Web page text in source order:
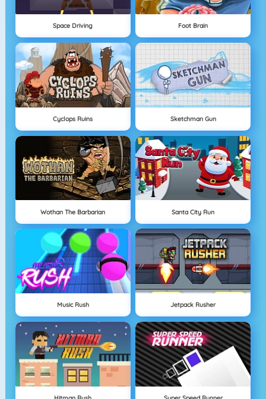
Space Driving Foot Brain
Cyclops Ruins Sketchman Gun
Wothan The Barbarian Santa City Run
Music Rush Jetpack Rusher